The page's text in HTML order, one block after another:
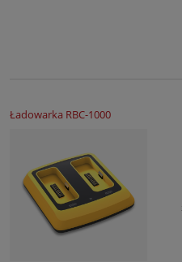
Ładowarka RBC-1000